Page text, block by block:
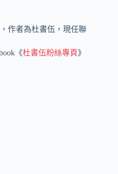
作者為杜書伍，現任聯
《杜書伍粉絲專頁》